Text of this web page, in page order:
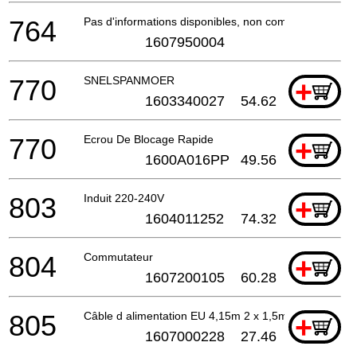
Pas d'informations disponibles, non commandable
764 1607950004
SNELSPANMOER +
770 1603340027 54.62
Ecrou De Blocage Rapide +
770 1600A016PP 49.56
Induit 220-240V +
803 1604011252 74.32
Commutateur +
804 1607200105 60.28
Câble d alimentation EU 4,15m 2 x 1,5mm H07 RN-F
+
805 1607000228 27.46